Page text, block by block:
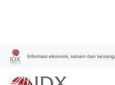
Informasi ekonomi, saham dan